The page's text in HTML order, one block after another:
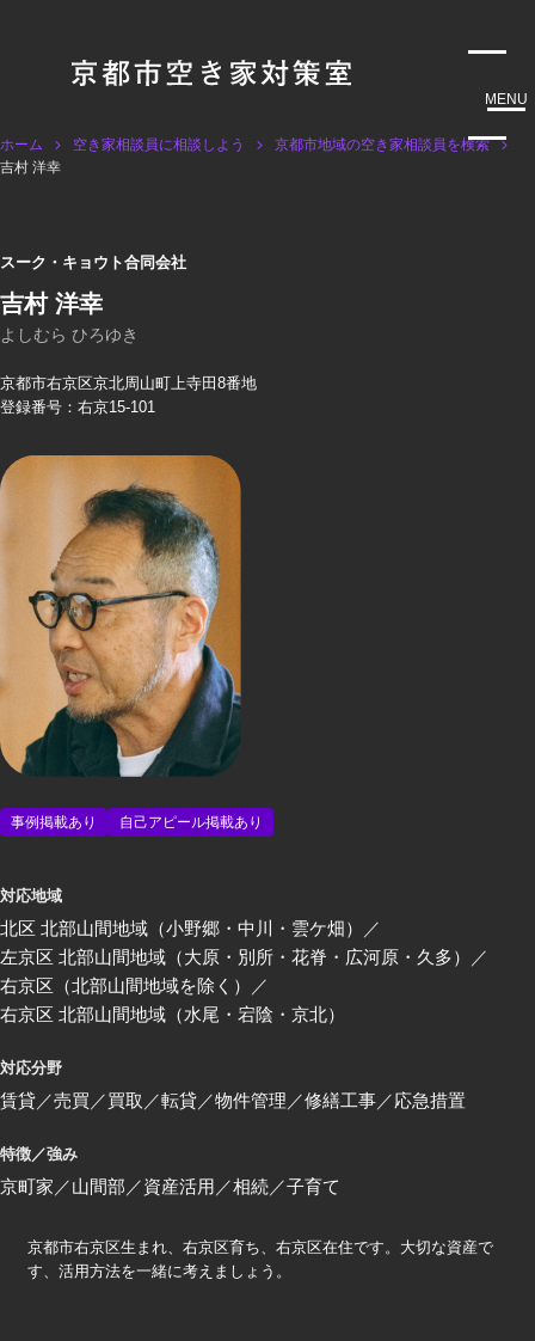
MENU
ホーム 空き家相談員に相談しよう
京都市地域の空き家相談員を検索
吉村 洋幸
スーク・キョウト合同会社
吉村 洋幸
よしむら ひろゆき
京都市右京区京北周山町上寺田8番地
登録番号：右京15-101
事例掲載あり 自己アピール掲載あり
対応地域
北区 北部山間地域（小野郷・中川・雲ケ畑）
左京区 北部山間地域（大原・別所・花脊・広河原・久多）
右京区（北部山間地域を除く）
右京区 北部山間地域（水尾・宕陰・京北）
対応分野
賃貸 売買 買取 転貸 物件管理 修繕工事 応急措置
特徴／強み
京町家 山間部 資産活用 相続 子育て
京都市右京区生まれ、右京区育ち、右京区在住です。大切な資産で
す、活用方法を一緒に考えましょう。